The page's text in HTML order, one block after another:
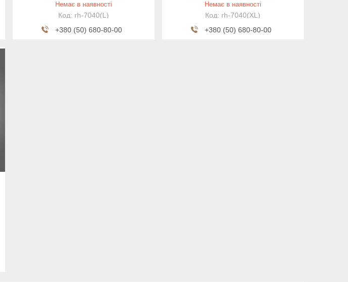
Немає в наявності
rh-7040(L)
+380 (50) 680-80-00
Немає в наявності
rh-7040(XL)
+380 (50) 680-80-00